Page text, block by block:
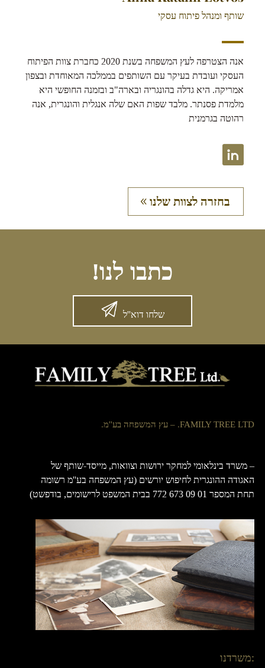
שותף ומנהל פיתוח עסקי
אנה הצטרפה לעץ המשפחה בשנת 2020 כחברת צוות הפיתוח
העסקי ועובדת בעיקר עם השותפים בממלכה המאוחדת ובצפון
אמריקה. היא גדלה בהונגריה ובארה"ב ובזמנה החופשי היא
מלמדת פסנתר. מלבד שפות האם שלה אנגלית והונגרית, אנה
רהוטה בגרמנית
בחזרה לצוות שלנו
כתבו לנו!
שלחו דוא''ל
FAMILY TREE LTD. – עץ המשפחה בע''מ.
– משרד בינלאומי למחקר ירושות וצוואות, מייסד-שותף של
האגודה ההונגרית לחיפוש יורשים (עץ המשפחה בע''מ רשומה
תחת המספר 01 09 673 772 בבית המשפט לרישומים, בודפשט)
:משרדנו